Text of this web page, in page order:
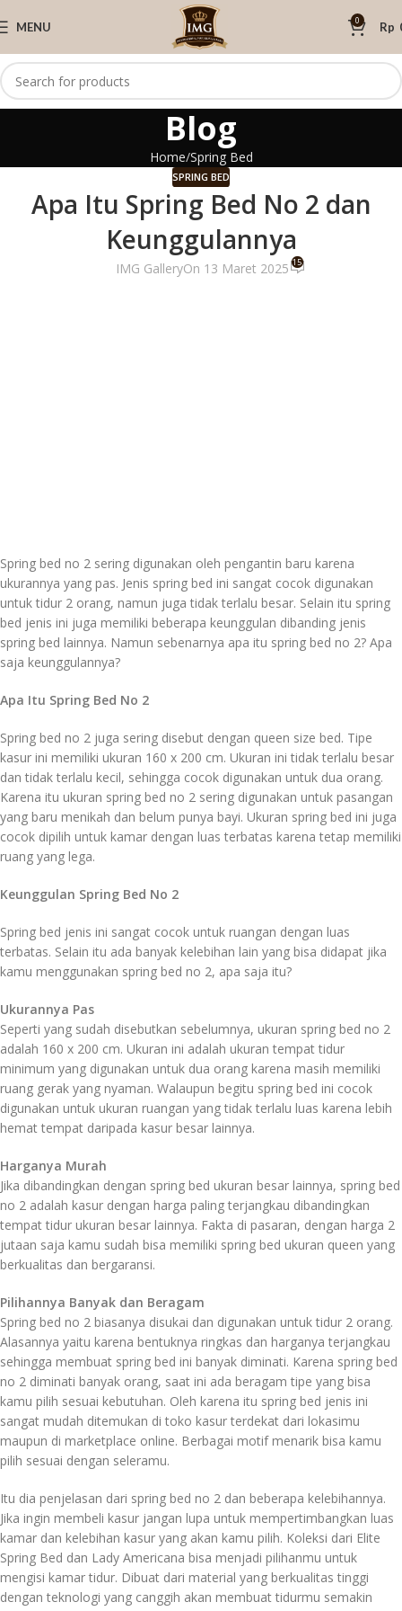
MENU 0 Rp
Blog
Home Spring Bed
SPRING BED
Apa Itu Spring Bed No 2 dan
Keunggulannya
IMG GalleryOn 13 Maret 2025 15
Spring bed no 2 sering digunakan oleh pengantin baru karena
ukurannya yang pas. Jenis spring bed ini sangat cocok digunakan
untuk tidur 2 orang, namun juga tidak terlalu besar. Selain itu spring
bed jenis ini juga memiliki beberapa keunggulan dibanding jenis
spring bed lainnya. Namun sebenarnya apa itu spring bed no 2? Apa
saja keunggulannya?
Apa Itu Spring Bed No 2
Spring bed no 2 juga sering disebut dengan queen size bed. Tipe
kasur ini memiliki ukuran 160 x 200 cm. Ukuran ini tidak terlalu besar
dan tidak terlalu kecil, sehingga cocok digunakan untuk dua orang.
Karena itu ukuran spring bed no 2 sering digunakan untuk pasangan
yang baru menikah dan belum punya bayi. Ukuran spring bed ini juga
cocok dipilih untuk kamar dengan luas terbatas karena tetap memiliki
ruang yang lega.
Keunggulan Spring Bed No 2
Spring bed jenis ini sangat cocok untuk ruangan dengan luas
terbatas. Selain itu ada banyak kelebihan lain yang bisa didapat jika
kamu menggunakan spring bed no 2, apa saja itu?
Ukurannya Pas
Seperti yang sudah disebutkan sebelumnya, ukuran spring bed no 2
adalah 160 x 200 cm. Ukuran ini adalah ukuran tempat tidur
minimum yang digunakan untuk dua orang karena masih memiliki
ruang gerak yang nyaman. Walaupun begitu spring bed ini cocok
digunakan untuk ukuran ruangan yang tidak terlalu luas karena lebih
hemat tempat daripada kasur besar lainnya.
Harganya Murah
Jika dibandingkan dengan spring bed ukuran besar lainnya, spring bed
no 2 adalah kasur dengan harga paling terjangkau dibandingkan
tempat tidur ukuran besar lainnya. Fakta di pasaran, dengan harga 2
jutaan saja kamu sudah bisa memiliki spring bed ukuran queen yang
berkualitas dan bergaransi.
Pilihannya Banyak dan Beragam
Spring bed no 2 biasanya disukai dan digunakan untuk tidur 2 orang.
Alasannya yaitu karena bentuknya ringkas dan harganya terjangkau
sehingga membuat spring bed ini banyak diminati. Karena spring bed
no 2 diminati banyak orang, saat ini ada beragam tipe yang bisa
kamu pilih sesuai kebutuhan. Oleh karena itu spring bed jenis ini
sangat mudah ditemukan di toko kasur terdekat dari lokasimu
maupun di marketplace online. Berbagai motif menarik bisa kamu
pilih sesuai dengan seleramu.
Itu dia penjelasan dari spring bed no 2 dan beberapa kelebihannya.
Jika ingin membeli kasur jangan lupa untuk mempertimbangkan luas
kamar dan kelebihan kasur yang akan kamu pilih. Koleksi dari Elite
Spring Bed dan Lady Americana bisa menjadi pilihanmu untuk
mengisi kamar tidur. Dibuat dari material yang berkualitas tinggi
dengan teknologi yang canggih akan membuat tidurmu semakin